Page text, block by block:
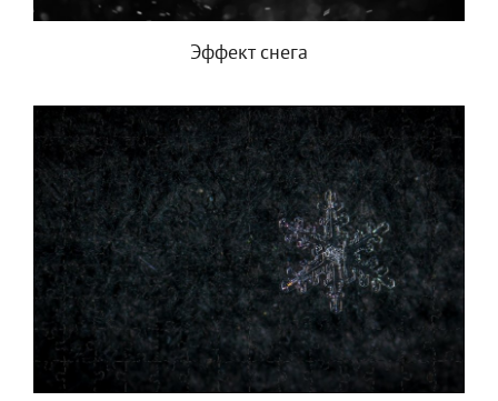
Эффект снега